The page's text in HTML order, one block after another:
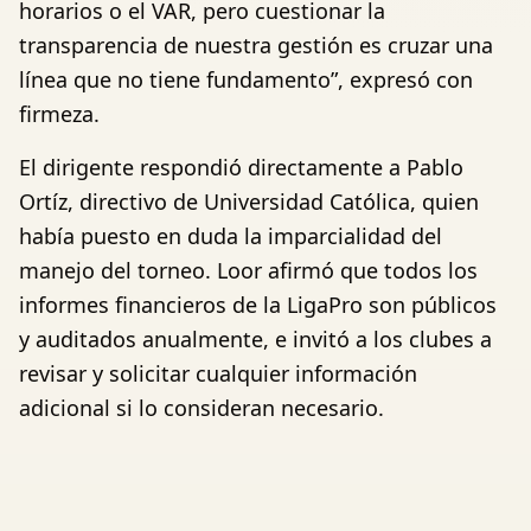
horarios o el VAR, pero cuestionar la
transparencia de nuestra gestión es cruzar una
línea que no tiene fundamento”, expresó con
firmeza.
El dirigente respondió directamente a Pablo
Ortíz, directivo de Universidad Católica, quien
había puesto en duda la imparcialidad del
manejo del torneo. Loor afirmó que todos los
informes financieros de la LigaPro son públicos
y auditados anualmente, e invitó a los clubes a
revisar y solicitar cualquier información
adicional si lo consideran necesario.